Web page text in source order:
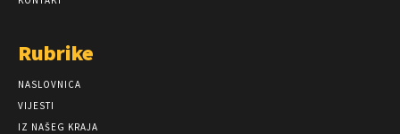
Rubrike
NASLOVNICA
VIJESTI
IZ NAŠEG KRAJA